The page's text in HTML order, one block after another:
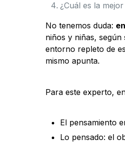
¿Cuál es la
No tenemos duda:
niños y niñas,
entorno repleto de
mismo apunta.
Para este experto,
El pensamiento
Lo pensado: el